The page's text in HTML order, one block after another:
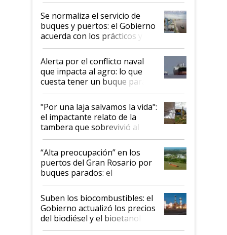
Se normaliza el servicio de
buques y puertos: el Gobierno
acuerda con los prácticos y
suspende el decreto de
desregulación
Alerta por el conflicto naval
que impacta al agro: lo que
cuesta tener un buque parado
y el peligro de que Argentina
pase a ser "país sucio"
"Por una laja salvamos la vida":
el impactante relato de la
tambera que sobrevivió al
tornado
“Alta preocupación” en los
puertos del Gran Rosario por
buques parados: el
funcionamiento de las
exportadoras en tensión tras
la medida de fuerza de los
prácticos
Suben los biocombustibles: el
Gobierno actualizó los precios
del biodiésel y el bioetanol